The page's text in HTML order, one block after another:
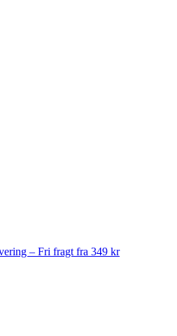
– Fri fragt fra 349 kr